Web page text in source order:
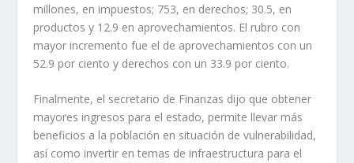
millones, en impuestos; 753, en derechos; 30.5, en
productos y 12.9 en aprovechamientos. El rubro con
mayor incremento fue el de aprovechamientos con un
52.9 por ciento y derechos con un 33.9 por ciento.
Finalmente, el secretario de Finanzas dijo que obtener
mayores ingresos para el estado, permite llevar más
beneficios a la población en situación de vulnerabilidad,
así como invertir en temas de infraestructura para el